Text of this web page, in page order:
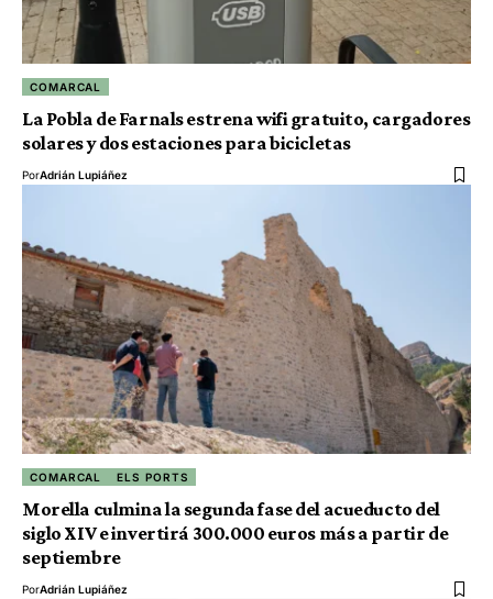
COMARCAL
La Pobla de Farnals estrena wifi gratuito, cargadores
solares y dos estaciones para bicicletas
PorAdrián Lupiáñez
COMARCAL ELS PORTS
Morella culmina la segunda fase del acueducto del
siglo XIV e invertirá 300.000 euros más a partir de
septiembre
PorAdrián Lupiáñez